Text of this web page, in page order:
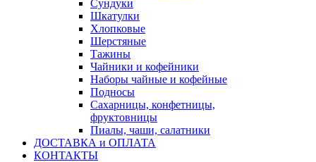
Сундуки
Шкатулки
Хлопковые
Шерстяные
Тажины
Чайники и кофейники
Наборы чайные и кофейные
Подносы
Сахарницы, конфетницы,
фруктовницы
Пиалы, чаши, салатники
ДОСТАВКА и ОПЛАТА
КОНТАКТЫ